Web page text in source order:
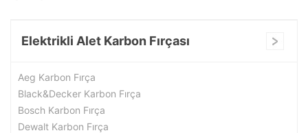
Elektrikli Alet Karbon Fırçası
Aeg Karbon Fırça
Black&Decker Karbon Fırça
Bosch Karbon Fırça
Dewalt Karbon Fırça